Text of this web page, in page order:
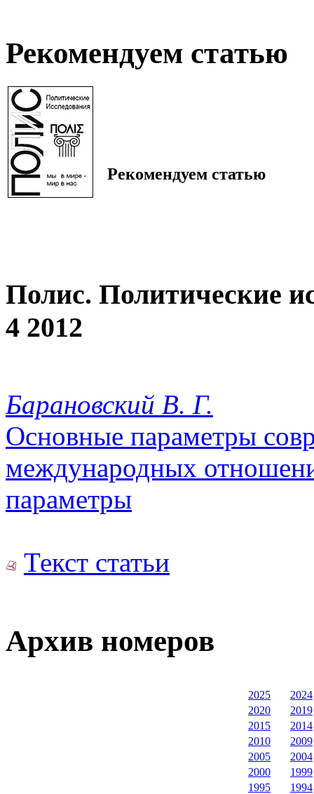
Рекомендуем статью
Рекомендуем статью
Полис. Политические
4 2012
Барановский В. Г.
Основные параметры
международных
параметры
Текст статьи
Архив номеров
2025
2024
2020
2019
2015
2014
2010
2009
2005
2004
2000
1999
1995
1994